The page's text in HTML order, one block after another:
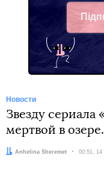
Новости
Звезду
мертвой в
Автор:
Anhelina Sheremet Дата:
00:51, 14